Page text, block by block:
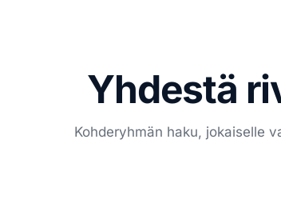
Yhdestä
Kohderyhmän haku, jokaiselle